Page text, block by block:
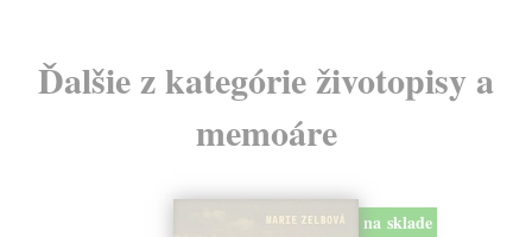
Ďalšie z kategórie životopisy a
memoáre
na sklade